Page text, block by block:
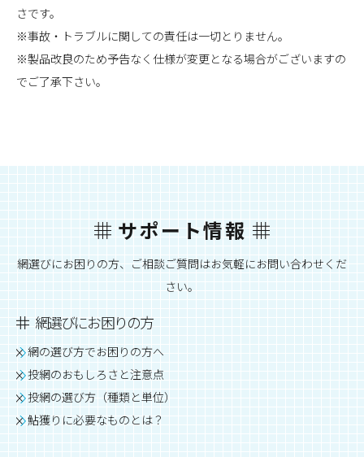
さです。
※事故・トラブルに関しての責任は一切とりません。
※製品改良のため予告なく仕様が変更となる場合がございますの
でご了承下さい。
サポート情報
網選びにお困りの方、ご相談ご質問はお気軽にお問い合わせくだ
さい。
網選びにお困りの方
網の選び方でお困りの方へ
投網のおもしろさと注意点
投網の選び方（種類と単位）
鮎獲りに必要なものとは？